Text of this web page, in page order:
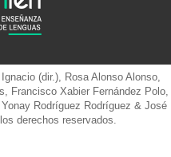
(dir.), Rosa Alonso Alonso,
Francisco Xabier Fernández Polo,
Rodríguez Rodríguez & José
derechos reservados.